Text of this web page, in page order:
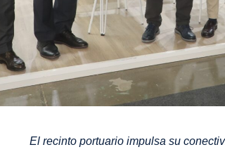
El recinto portuario impulsa su